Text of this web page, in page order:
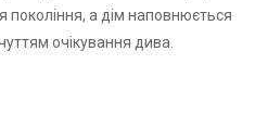
покоління, а дім наповнюється
очікування дива.